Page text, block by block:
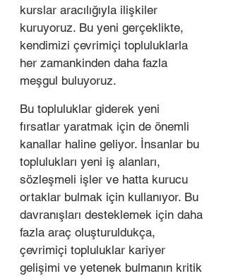
kurslar aracılığıyla ilişkiler
kuruyoruz. Bu yeni gerçeklikte,
kendimizi çevrimiçi topluluklarla
her zamankinden daha fazla
meşgul buluyoruz.
Bu topluluklar giderek yeni
fırsatlar yaratmak için de önemli
kanallar haline geliyor. İnsanlar bu
toplulukları yeni iş alanları,
sözleşmeli işler ve hatta kurucu
ortaklar bulmak için kullanıyor. Bu
davranışları desteklemek için daha
fazla araç oluşturuldukça,
çevrimiçi topluluklar kariyer
gelişimi ve yetenek bulmanın kritik